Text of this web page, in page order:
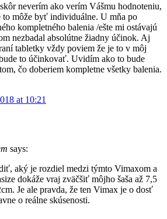
neverím ako verím Vášmu hodnoteniu,
to môže byť individuálne. U mňa po
kompletného balenia /ešte mi ostávajú
nezbadal absolútne žiadny účinok. Aj
tabletky vždy poviem že je to v môj
to účinkovať. Uvidím ako to bude
čo doberiem kompletne všetky balenia.
at 10:21
says:
aký je rozdiel medzi týmto Vimaxom a
dokáže vraj zväčšiť môjho šaša až 7,5
Je ale pravda, že ten Vimax je o dosť
o reálne skúsenosti.